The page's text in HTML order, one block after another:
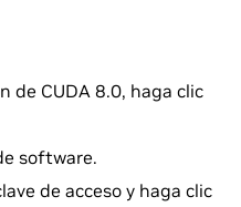
de CUDA 8.0, haga clic
software.
de acceso y haga clic